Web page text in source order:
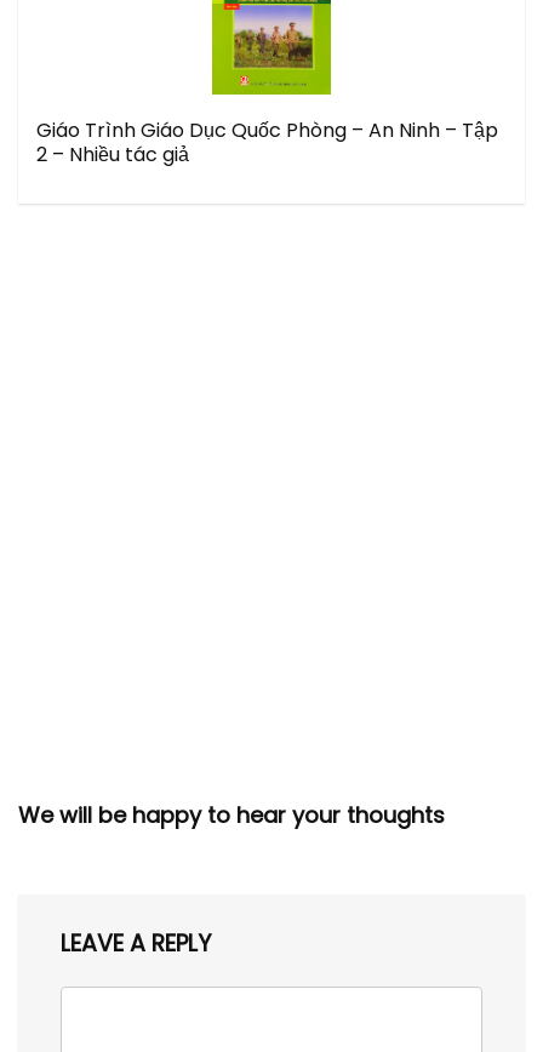
Giáo Trình Giáo Dục Quốc Phòng – An Ninh – Tập
2 – Nhiều tác giả
We will be happy to hear your thoughts
LEAVE A REPLY